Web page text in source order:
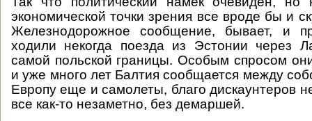
экономической точки зрения все вроде бы и
Железнодорожное сообщение, бывает, и
ходили некогда поезда из Эстонии через
самой польской границы. Особым спросом
и уже много лет Балтия сообщается между
Европу еще и самолеты, благо дискаунтеров
все как-то незаметно, без демаршей.